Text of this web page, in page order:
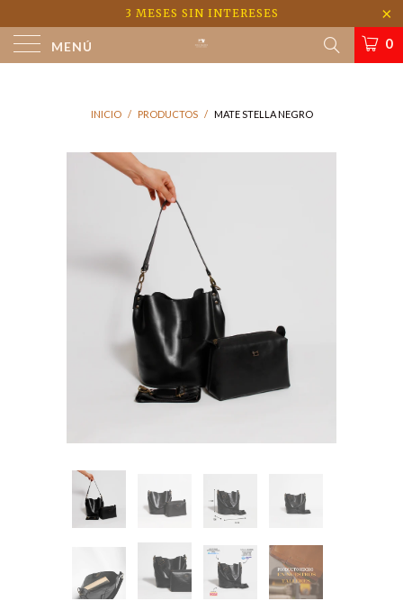
3 MESES SIN INTERESES
MENÚ 0
INICIO / PRODUCTOS / MATE STELLA NEGRO